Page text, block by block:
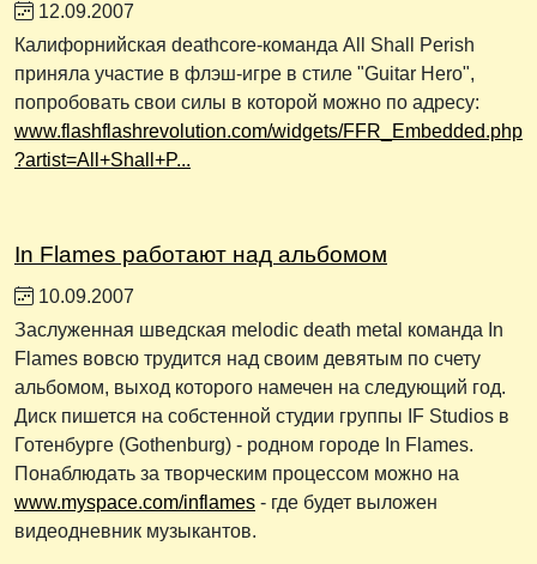
12.09.2007
Калифорнийская deathcore-команда All Shall Perish
приняла участие в флэш-игре в стиле "Guitar Hero",
попробовать свои силы в которой можно по адресу:
www.flashflashrevolution.com/widgets/FFR_Embedded.php
?artist=All+Shall+P...
In Flames работают над альбомом
10.09.2007
Заслуженная шведская melodic death metal команда In
Flames вовсю трудится над своим девятым по счету
альбомом, выход которого намечен на следующий год.
Диск пишется на собстенной студии группы IF Studios в
Готенбурге (Gothenburg) - родном городе In Flames.
Понаблюдать за творческим процессом можно на
www.myspace.com/inflames - где будет выложен
видеодневник музыкантов.